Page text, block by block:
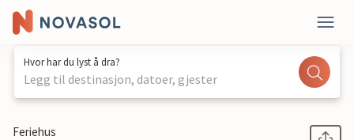
Hvor har du lyst å dra?
Legg til destinasjon, datoer, gjester
1 / 34
Feriehus